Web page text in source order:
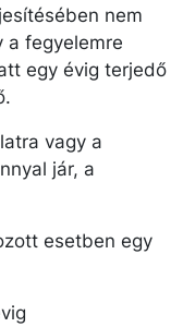
nem
a fegyelemre
egy évig terjedő
vagy a
jár, a
esetben egy